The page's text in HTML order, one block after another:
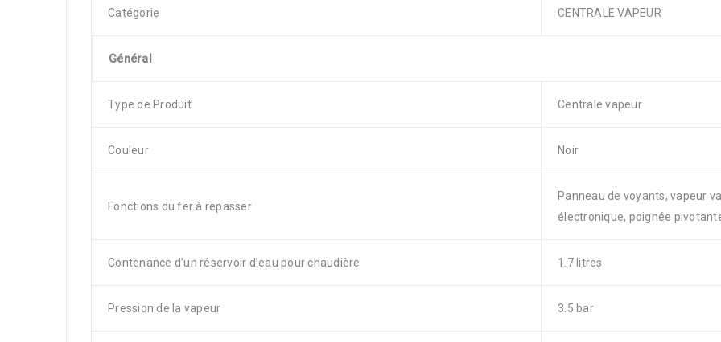
Catégorie CENTRALE VAPEUR
Général
Type de Produit Centrale vapeur
Couleur Noir
Fonctions du fer à repasser
Panneau de voyants, vapeur
électronique, poignée
Contenance d’un réservoir d’eau pour chaudière 1.7 litres
Pression de la vapeur 3.5 bar